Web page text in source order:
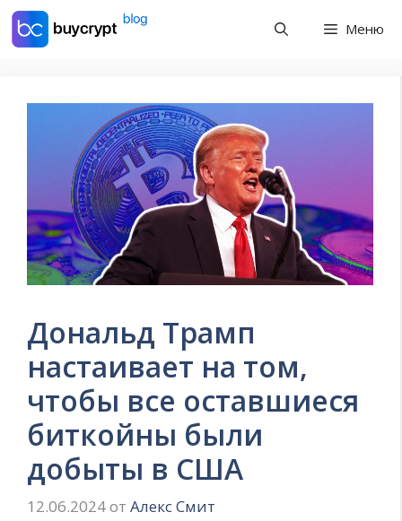
Перейти
Меню
Дональд Трамп
настаивает на том,
чтобы все оставшиеся
биткойны были
добыты в США
12.06.2024от Алекс Смит